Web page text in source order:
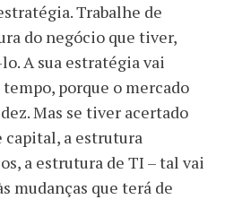
Trabalhe de
do negócio que tiver,
A sua estratégia vai
porque o mercado
Mas se tiver acertado
capital, a estrutura
a estrutura de TI – tal vai
mudanças que terá de